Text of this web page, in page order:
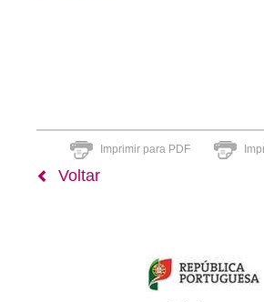
Imprimir para PDF
Voltar